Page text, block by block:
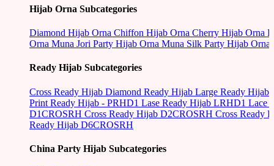
Hijab Orna Subcategories
Diamond Hijab Orna Chiffon Hijab Orna Cherry Hijab Orna
Orna Muna Jori Party Hijab Orna Muna Silk Party Hijab Orna
Ready Hijab Subcategories
Cross Ready Hijab Diamond Ready Hijab Large Ready Hijab
Print Ready Hijab - PRHD1 Lase Ready Hijab LRHD1 Lace
D1CROSRH Cross Ready Hijab D2CROSRH Cross Ready
Ready Hijab D6CROSRH
China Party Hijab Subcategories